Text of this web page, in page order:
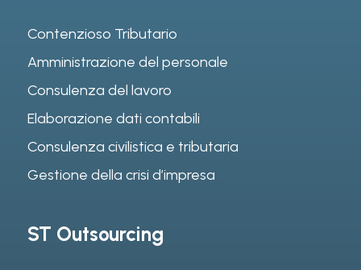
Contenzioso Tributario
Amministrazione del personale
Consulenza del lavoro
Elaborazione dati contabili
Consulenza civilistica e tributaria
Gestione della crisi d’impresa
ST Outsourcing